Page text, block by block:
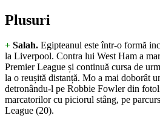
Plusuri
+ Salah. Egipteanul este într-o formă
la Liverpool. Contra lui West Ham a
Premier League și continuă cursa de
la o reușită distanță. Mo a mai doborât
detronându-l pe Robbie Fowler din
marcatorilor cu piciorul stâng, pe
League (20).